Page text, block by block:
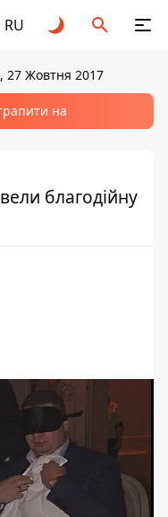
RU
27 Жовтня 2017
на
благодійну